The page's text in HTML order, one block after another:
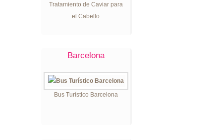
Tratamiento de Caviar para
el Cabello
Barcelona
Bus Turístico Barcelona